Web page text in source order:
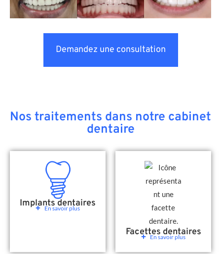
Demandez une consultation
Nos traitements dans notre cabinet
dentaire
Implants dentaires
En savoir plus
Facettes dentaires
En savoir plus